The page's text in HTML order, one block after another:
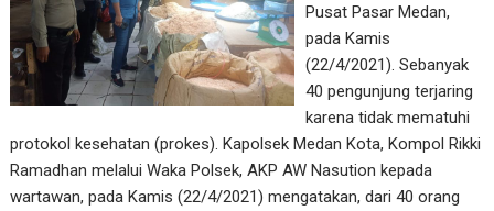
Pusat Pasar Medan,
pada Kamis
(22/4/2021). Sebanyak
40 pengunjung terjaring
karena tidak mematuhi
protokol kesehatan (prokes). Kapolsek Medan Kota, Kompol Rikki
Ramadhan melalui Waka Polsek, AKP AW Nasution kepada
wartawan, pada Kamis (22/4/2021) mengatakan, dari 40 orang